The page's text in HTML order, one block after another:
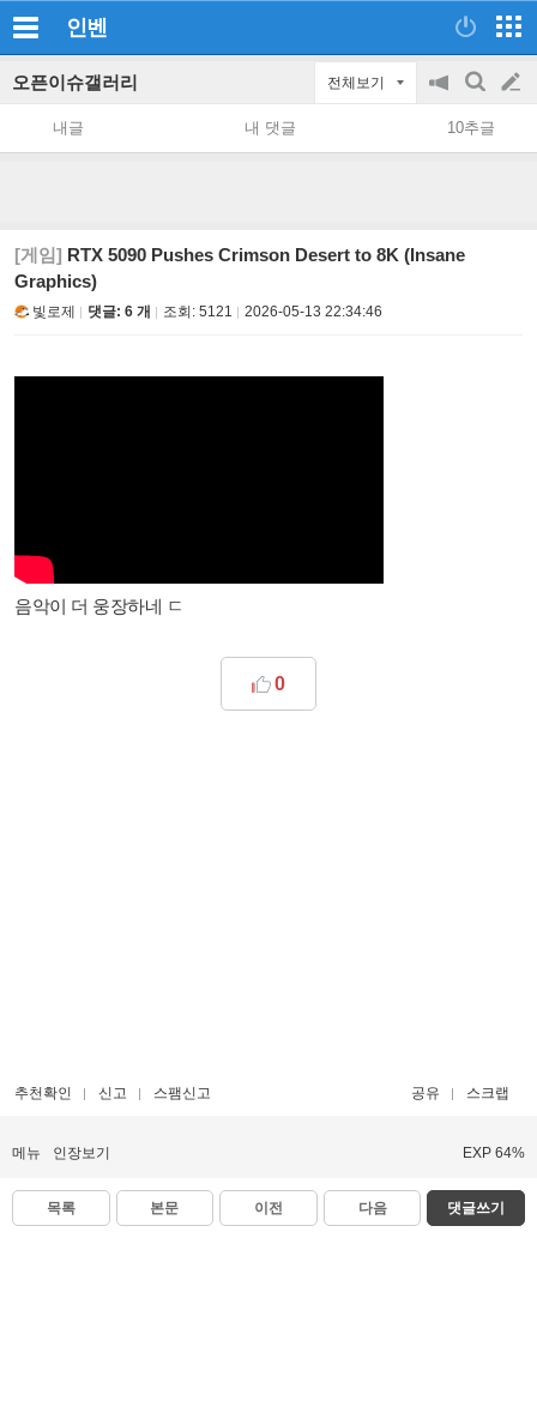
인벤
오픈이슈갤러리 전체보기
공
지
on/off
검
색
글
쓰
내글 내 댓글 10추글
[게임] RTX 5090 Pushes Crimson Desert to 8K (Insane
Graphics)
빛로제 댓글: 6 개 조회: 5121 2026-05-13 22:34:46
음악이 더 웅장하네 ㄷ
0
추천확인 신고 스팸신고 공유 스크랩
메뉴 인장보기 EXP 64%
목록 본문 이전 다음 댓글쓰기